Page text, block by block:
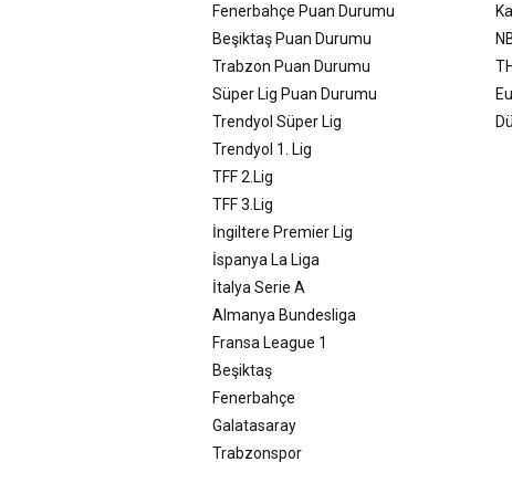
Fenerbahçe Puan Durumu
Beşiktaş Puan Durumu
Trabzon Puan Durumu
Süper Lig Puan Durumu
Trendyol Süper Lig
Trendyol 1. Lig
TFF 2.Lig
TFF 3.Lig
İngiltere Premier Lig
İspanya La Liga
İtalya Serie A
Almanya Bundesliga
Fransa League 1
Beşiktaş
Fenerbahçe
Galatasaray
Trabzonspor